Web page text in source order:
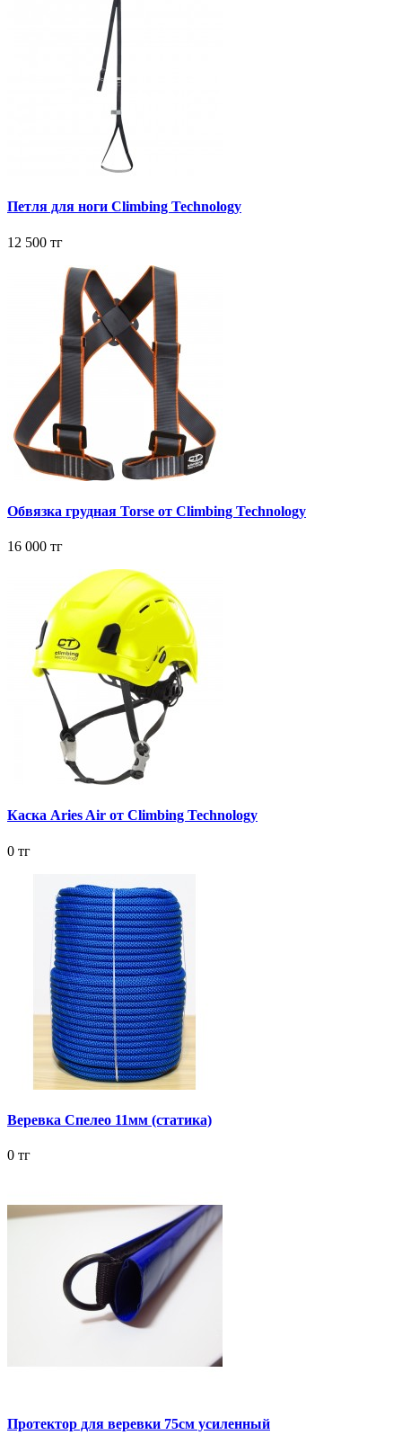
Петля для ноги Climbing Technology
12 500 тг
Обвязка грудная Torse от Climbing Technology
16 000 тг
Каска Aries Air от Climbing Technology
0 тг
Веревка Спелео 11мм (статика)
0 тг
Протектор для веревки 75см усиленный